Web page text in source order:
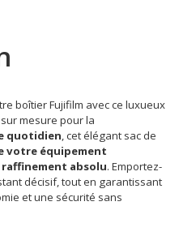
boîtier Fujifilm avec ce luxueux
mesure pour la
quotidien, cet élégant sac de
votre équipement
absolu. Emportez-
décisif, tout en garantissant
et une sécurité sans